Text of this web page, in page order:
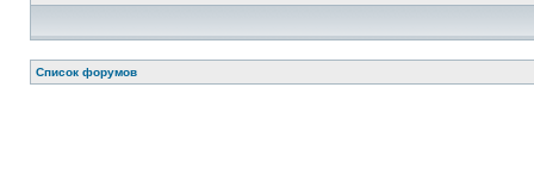
Список форумов